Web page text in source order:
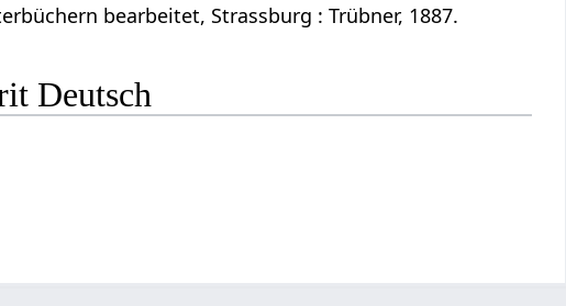
bearbeitet, Strassburg : Trübner, 1887.
Deutsch